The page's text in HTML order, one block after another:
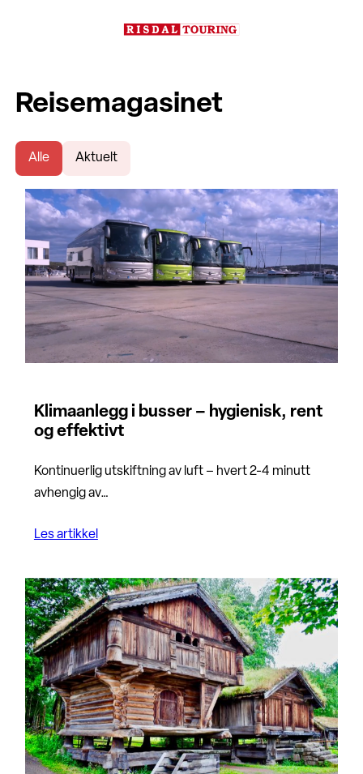
Reisemagasinet
Alle Aktuelt
Klimaanlegg i busser – hygienisk, rent
og effektivt
Kontinuerlig utskiftning av luft – hvert 2-4 minutt
avhengig av…
Les artikkel